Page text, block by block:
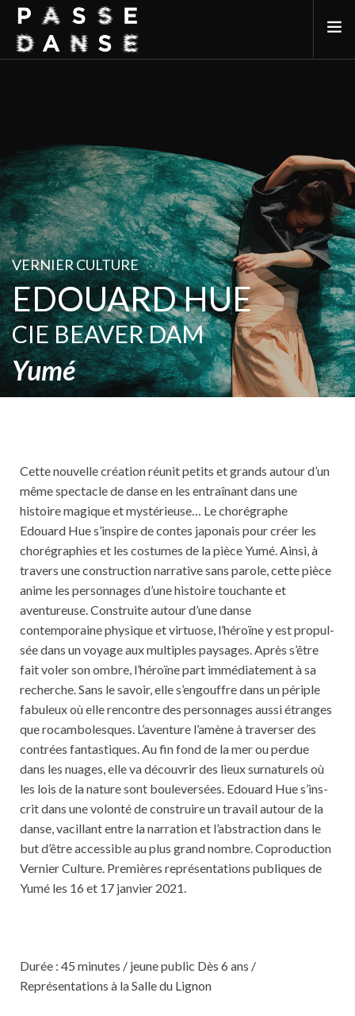
LES LIEUX PARTENAIRES
ADHÉREZ
VERNIER CULTURE
EDOUARD HUE
CIE BEAVER DAM
Yumé
Cette nouvelle création réunit petits et grands autour d’un
même spectacle de danse en les entraînant dans une
histoire magique et mystérieuse… Le chorégraphe
Edouard Hue s’inspire de contes japonais pour créer les
chorégraphies et les costumes de la pièce Yumé. Ainsi, à
travers une construction narrative sans parole, cette pièce
anime les personnages d’une histoire touchante et
aventureuse. Construite autour d’une danse
contemporaine physique et virtuose, l’héroïne y est propul­
sée dans un voyage aux multiples paysages. Après s’être
fait voler son ombre, l’héroïne part immédiatement à sa
recherche. Sans le savoir, elle s’engouffre dans un périple
fabuleux où elle rencontre des personnages aussi étranges
que rocambolesques. L’aventure l’amène à traverser des
contrées fantastiques. Au fin fond de la mer ou perdue
dans les nuages, elle va découvrir des lieux surnaturels où
les lois de la nature sont bouleversées. Edouard Hue s’ins­
crit dans une volonté de construire un travail autour de la
danse, vacillant entre la narration et l’abstraction dans le
but d’être accessible au plus grand nombre. Coproduction
Vernier Culture. Premières représentations publiques de
Yumé les 16 et 17 janvier 2021.
Durée : 45 minutes / jeune public Dès 6 ans /
Représentations à la Salle du Lignon